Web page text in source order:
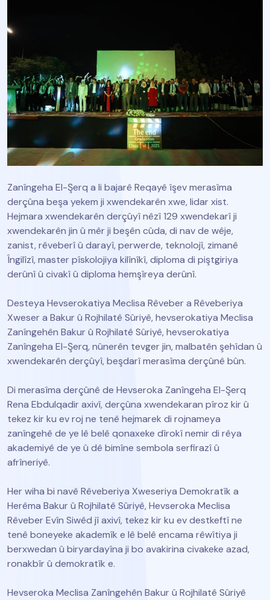
Zanîngeha El-Şerq a li bajarê Reqayê îşev merasîma
derçûna beşa yekem ji xwendekarên xwe, lidar xist.
Hejmara xwendekarên derçûyî nêzî 129 xwendekarî ji
xwendekarên jin û mêr ji beşên cûda, di nav de wêje,
zanist, rêveberî û darayî, perwerde, teknolojî, zimanê
Îngilîzî, master pîskolojiya kilînîkî, diploma di piştgiriya
derûnî û civakî û diploma hemşîreya derûnî.
Desteya Hevserokatiya Meclisa Rêveber a Rêveberiya
Xweser a Bakur û Rojhilatê Sûriyê, hevserokatiya Meclisa
Zanîngehên Bakur û Rojhilatê Sûriyê, hevserokatiya
Zanîngeha El-Şerq, nûnerên tevger jin, malbatên şehîdan û
xwendekarên derçûyî, beşdarî merasîma derçûnê bûn.
Di merasîma derçûnê de Hevseroka Zanîngeha El-Şerq
Rena Ebdulqadir axivî, derçûna xwendekaran pîroz kir û
tekez kir ku ev roj ne tenê hejmarek di rojnameya
zanîngehê de ye lê belê qonaxeke dîrokî nemir di rêya
akademiyê de ye û dê bimîne sembola serfirazî û
afrîneriyê.
Her wiha bi navê Rêveberiya Xweseriya Demokratîk a
Herêma Bakur û Rojhilatê Sûriyê, Hevseroka Meclisa
Rêveber Evîn Siwêd jî axivî, tekez kir ku ev destkeftî ne
tenê boneyeke akademîk e lê belê encama rêwîtiya ji
berxwedan û biryardayîna ji bo avakirina civakeke azad,
ronakbîr û demokratîk e.
Hevseroka Meclisa Zanîngehên Bakur û Rojhilatê Sûriyê